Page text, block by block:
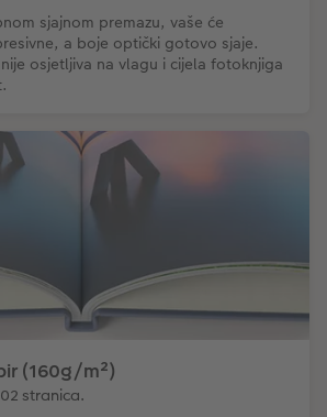
sjajnom premazu, vaše će
a boje optički gotovo sjaje.
osjetljiva na vlagu i cijela fotoknjiga
(160g/m²)
stranica.